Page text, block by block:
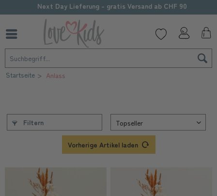
Next Day Lieferung - gratis Versand ab CHF 90
Startseite Anlass
Filtern
Vorherige Artikel laden